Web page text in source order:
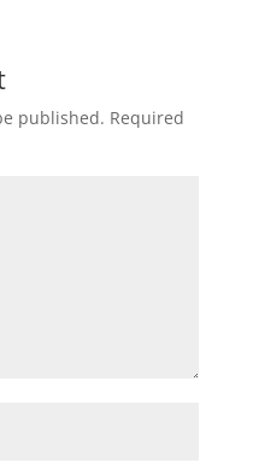
published. Required